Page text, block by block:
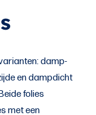
damp-
en dampdicht
folies
met een